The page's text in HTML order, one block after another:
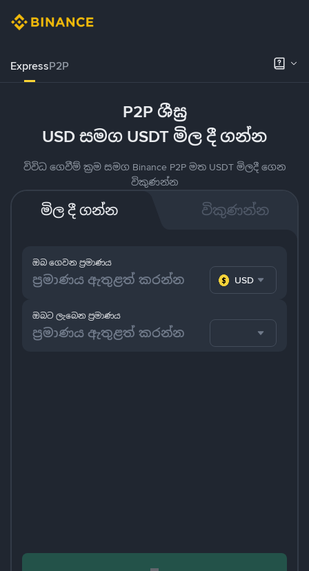
ExpressP2P
P2P ශීඝ්‍ර
USD සමග USDT මිල දී ගන්න
විවිධ ගෙවීම් ක්‍රම සමග Binance P2P මත USDT මිලදී ගෙන
විකුණන්න
මිල දී ගන්න විකුණන්න
ඔබ ගෙවන ප්‍රමාණය
USD
ඔබට ලැබෙන ප්‍රමාණය